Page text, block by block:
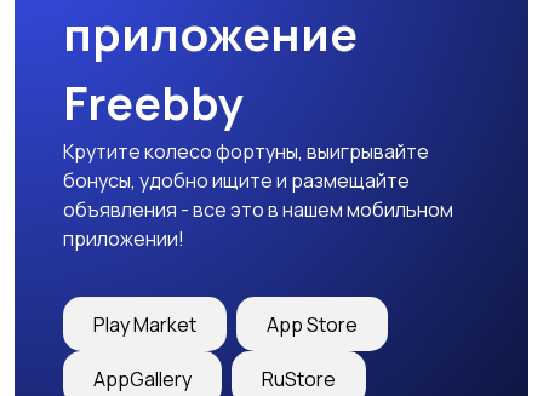
приложение
Freebby
Крутите колесо фортуны, выигрывайте
бонусы, удобно ищите и размещайте
объявления - все это в нашем мобильном
приложении!
Play Market App Store
AppGallery RuStore